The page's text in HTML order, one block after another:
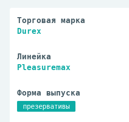
Торговая марка
Durex
Линейка
Pleasuremax
Форма выпуска
презервативы